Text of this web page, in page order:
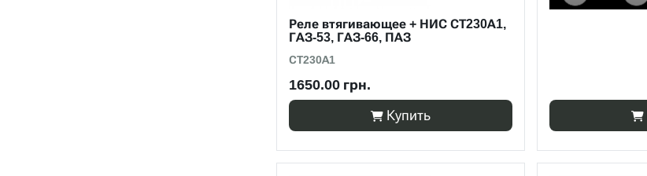
Реле втягивающее + НИС СТ230А1,
ГАЗ-53, ГАЗ-66, ПАЗ
СТ230А1
1650.00 грн.
Купить